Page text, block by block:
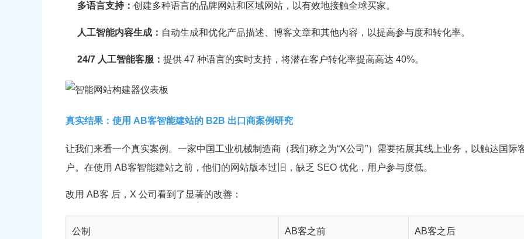
多语言支持： 创建多种语言的品牌网站和区域网站，以有效地接触全球买家。
人工智能内容生成： 自动生成和优化产品描述、博客文章和其他内容，以提高参与度和转化率。
24/7 人工智能客服： 提供 47 种语言的实时支持，将潜在客户转化率提高高达 40%。
真实结果：使用 AB客智能建站的 B2B 出口商案例研究
让我们来看一个真实案例。一家中国工业机械制造商（我们称之为“X公司”）需要拓展其线上业务，以触达国际
户。在使用 AB客智能建站之前，他们的网站版本过旧，缺乏 SEO 优化，用户参与度低。
改用 AB客 后，X 公司看到了显著的改善：
公制 AB客之前 AB客之后